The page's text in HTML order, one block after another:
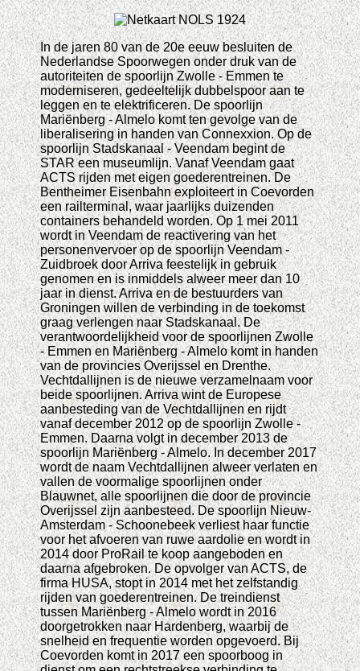
In de jaren 80 van de 20e eeuw besluiten de
Nederlandse Spoorwegen onder druk van de
autoriteiten de spoorlijn Zwolle - Emmen te
moderniseren, gedeeltelijk dubbelspoor aan te
leggen en te elektrificeren. De spoorlijn
Mariënberg - Almelo komt ten gevolge van de
liberalisering in handen van Connexxion. Op de
spoorlijn Stadskanaal - Veendam begint de
STAR een museumlijn. Vanaf Veendam gaat
ACTS rijden met eigen goederentreinen. De
Bentheimer Eisenbahn exploiteert in Coevorden
een railterminal, waar jaarlijks duizenden
containers behandeld worden. Op 1 mei 2011
wordt in Veendam de reactivering van het
personenvervoer op de spoorlijn Veendam -
Zuidbroek door Arriva feestelijk in gebruik
genomen en is inmiddels alweer meer dan 10
jaar in dienst. Arriva en de bestuurders van
Groningen willen de verbinding in de toekomst
graag verlengen naar Stadskanaal. De
verantwoordelijkheid voor de spoorlijnen Zwolle
- Emmen en Mariënberg - Almelo komt in handen
van de provincies Overijssel en Drenthe.
Vechtdallijnen is de nieuwe verzamelnaam voor
beide spoorlijnen. Arriva wint de Europese
aanbesteding van de Vechtdallijnen en rijdt
vanaf december 2012 op de spoorlijn Zwolle -
Emmen. Daarna volgt in december 2013 de
spoorlijn Mariënberg - Almelo. In december 2017
wordt de naam Vechtdallijnen alweer verlaten en
vallen de voormalige spoorlijnen onder
Blauwnet, alle spoorlijnen die door de provincie
Overijssel zijn aanbesteed. De spoorlijn Nieuw-
Amsterdam - Schoonebeek verliest haar functie
voor het afvoeren van ruwe aardolie en wordt in
2014 door ProRail te koop aangeboden en
daarna afgebroken. De opvolger van ACTS, de
firma HUSA, stopt in 2014 met het zelfstandig
rijden van goederentreinen. De treindienst
tussen Mariënberg - Almelo wordt in 2016
doorgetrokken naar Hardenberg, waarbij de
snelheid en frequentie worden opgevoerd. Bij
Coevorden komt in 2017 een spoorboog in